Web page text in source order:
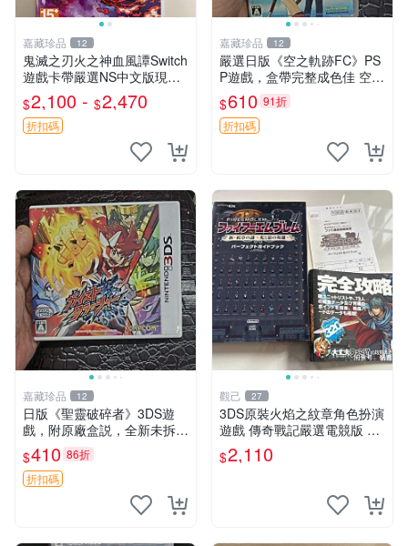
嘉藏珍品 12
鬼滅之刃火之神血風譚Switch
遊戲卡帶嚴選NS中文版現貨
鬼滅之刃 Switch 中文 游戲卡
帶 發貨快
$2,100 - $2,470
折扣碼
嘉藏珍品 12
嚴選日版《空之軌跡FC》PS
P遊戲，盒帶完整成色佳 空之
軌跡 FC PSP 遊戲盒帶 游戯
王
$610 91折
折扣碼
嘉藏珍品 12
日版《聖靈破碎者》3DS遊
戲，附原廠盒説，全新未拆封
聖靈破碎者 3ds 游戲 正版盒
裝
$410 86折
折扣碼
觀己 27
3DS原裝火焰之紋章角色扮演
遊戲 傳奇戰記嚴選電競版 新
古賬成色保真 火焰之紋章 游
戲 3DS 廣受好評
$2,110